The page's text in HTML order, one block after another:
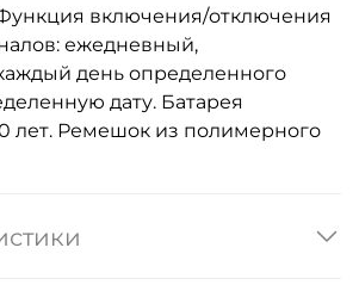
включения/отключения
ежедневный,
день определенного
дату. Батарея
лет. Ремешок из полимерного